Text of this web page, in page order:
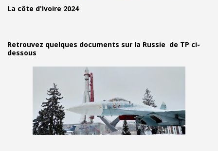
La côte d'Ivoire 2024
Retrouvez quelques documents sur la Russie de TP ci-
dessous